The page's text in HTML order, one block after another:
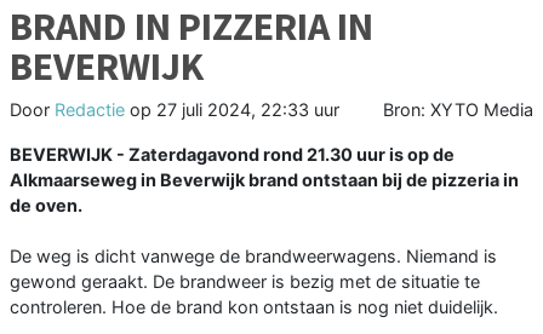
BRAND IN PIZZERIA IN
BEVERWIJK
Door Redactie op 27 juli 2024, 22:33 uur Bron: XYTO Media
BEVERWIJK - Zaterdagavond rond 21.30 uur is op de
Alkmaarseweg in Beverwijk brand ontstaan bij de pizzeria in
de oven.
De weg is dicht vanwege de brandweerwagens. Niemand is
gewond geraakt. De brandweer is bezig met de situatie te
controleren. Hoe de brand kon ontstaan is nog niet duidelijk.